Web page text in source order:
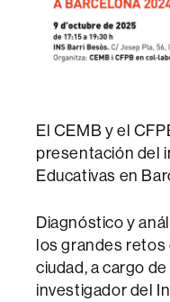
El CEMB y el
presentación del
Educativas en
Diagnóstico y
los grandes
ciudad, a cargo
investigador del